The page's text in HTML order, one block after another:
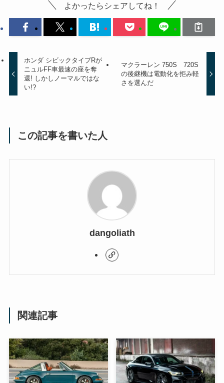
よかったらシェアしてね！
ホンダ シビックタイプRが
ニュルFF車最速の座を奪
還! しかしノーマルではな
い!?
マクラーレン 750S 720S
の後継機は電動化を拒み軽
さを選んだ
この記事を書いた人
dangoliath
関連記事